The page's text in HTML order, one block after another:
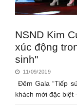
NSND Kim
xúc động
sinh"
11/09/2019
Đêm Gala “Tiếp
khách mời đặc biệt